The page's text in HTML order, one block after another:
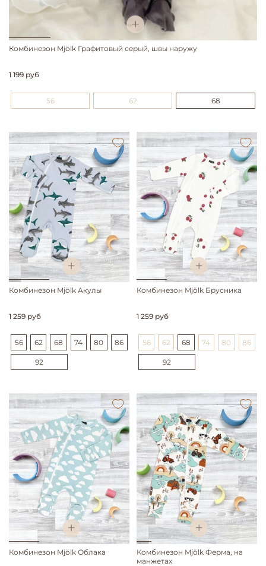
Комбинезон Mjölk Графитовый серый, швы наружу
1 199 руб
56 62 68
Комбинезон Mjölk Акулы
1 259 руб
56 62 68 74 80 86
92
Комбинезон Mjölk Брусника
1 259 руб
56 62 68 74 80 86
92
Комбинезон Mjölk Облака
Комбинезон Mjölk Ферма, на
манжетах